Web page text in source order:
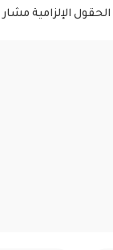
الحقول الإلزامية مشار